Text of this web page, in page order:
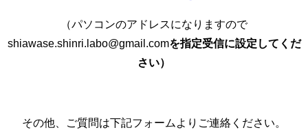
（パソコンのアドレスになりますので
shiawase.shinri.labo@gmail.comを指定受信に設定してくだ
さい）
その他、ご質問は下記フォームよりご連絡ください。